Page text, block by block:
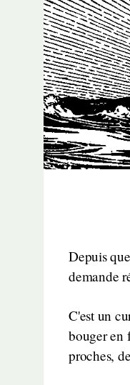
Depuis
demande
C'est un
bouger en
proches,